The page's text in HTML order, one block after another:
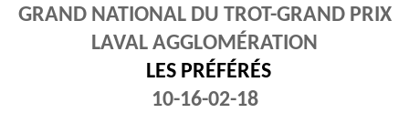
GRAND NATIONAL DU TROT-GRAND PRIX
LAVAL AGGLOMÉRATION
LES PRÉFÉRÉS
10-16-02-18